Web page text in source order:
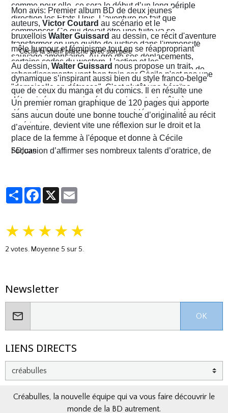
comme pour elle, ce sera le début d’un long périple
direction les États-Unis. L’aventure ne fait que
commencer. Ce qui devait être une fuite va se
transformer en une quête de justice dans l'immensité
sauvage américaine. Au gré de ses déplacements,
Cécile finira contre toute attente par troquer la robe de
juriste contre l'étoile de shérif…
Mon avis: Premier album BD de deux jeunes
auteurs, Victor Coutard au scénario et le
bruxellois Walter Guissard au dessin, ce récit d'aventure
mêle humour et féminisme tout en se réappropriant
certains codes du western. L’action et les
rebondissements vont bon train car Cécile n'est pas une
"demoiselle en détresse". C'est plutôt une héroïne
déterminée, un peu ingénue mais surtout prête à en
découdre pour faire respecter ses idéaux. La virée
américaine devient vite une réflexion sur le droit et la
place de la femme à l'époque et donne à Cécile
l’occasion d’affirmer ses nombreux talents d’oratrice, de
Au dessin, Walter Guissard nous propose un trait
dynamique s’inspirant aussi bien du style franco-belge
que de ceux du manga et du comics. Il en résulte une
narration visuelle hyper dynamique privilégiant le
mouvement et l'énergie, c'est le moins que l'on puisse
dire.
Un premier roman graphique de 120 pages qui apporte
sans aucun doute une bonne touche d’originalité au récit
d’aventure.
SDJuan
PartagerFacebook
X
★ ★ ★ ★ ★
2 votes. Moyenne 5 sur 5.
Newsletter
OK
LIENS DIRECTS
Créabulles, la nouvelle équipe qui va vous faire découvrir le
monde de la BD autrement.